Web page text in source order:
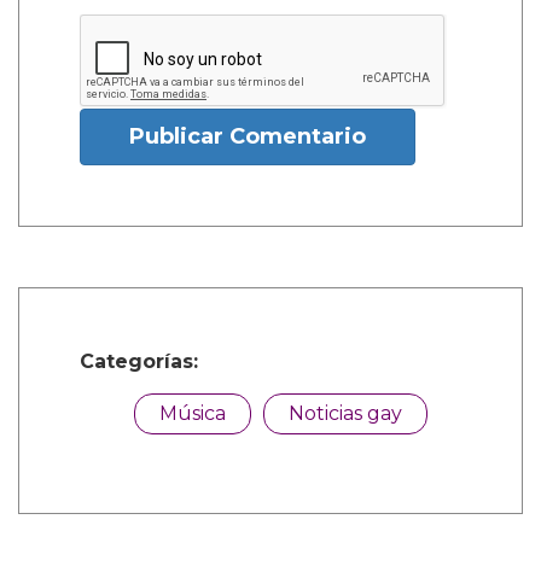
Publicar Comentario
Categorías:
Música Noticias gay